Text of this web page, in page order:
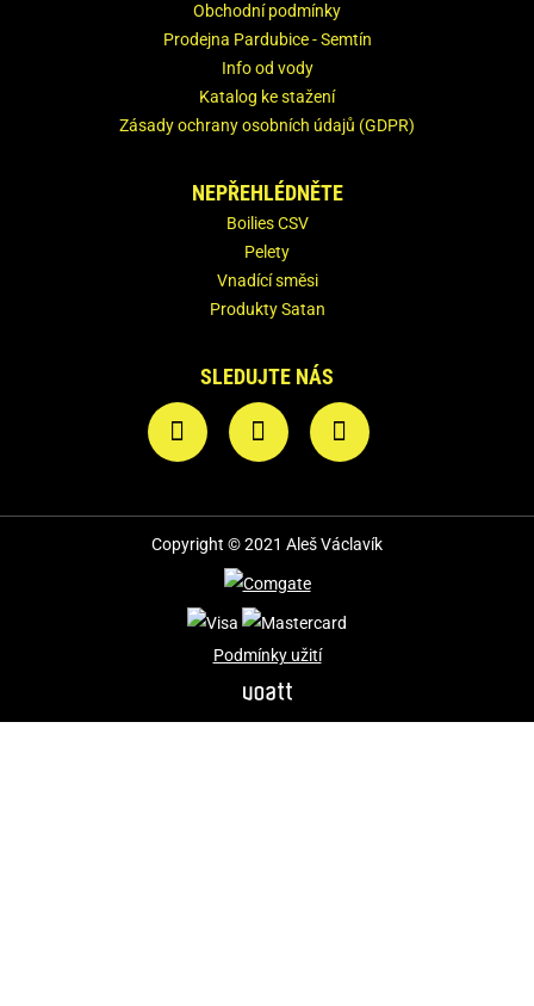
Obchodní podmínky
Prodejna Pardubice - Semtín
Info od vody
Katalog ke stažení
Zásady ochrany osobních údajů (GDPR)
NEPŘEHLÉDNĚTE
Boilies CSV
Pelety
Vnadící směsi
Produkty Satan
SLEDUJTE NÁS
Copyright © 2021 Aleš Václavík
Podmínky užití